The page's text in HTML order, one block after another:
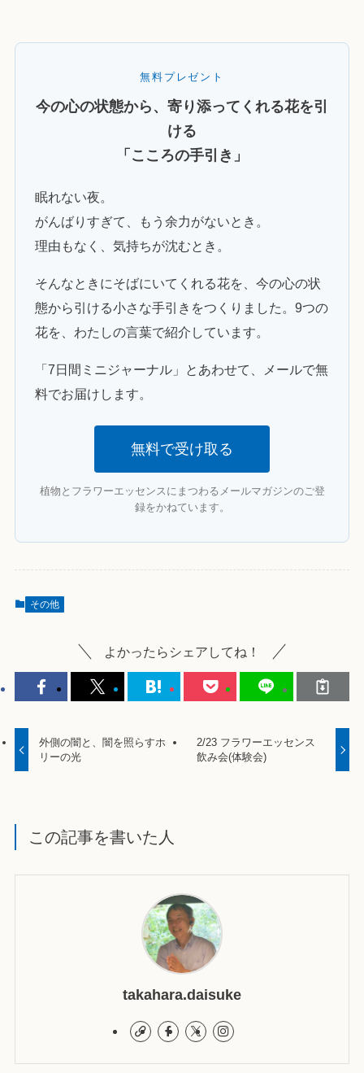
無料プレゼント
今の心の状態から、寄り添ってくれる花を引
ける
「こころの手引き」
眠れない夜。
がんばりすぎて、もう余力がないとき。
理由もなく、気持ちが沈むとき。
そんなときにそばにいてくれる花を、今の心の状
態から引ける小さな手引きをつくりました。9つの
花を、わたしの言葉で紹介しています。
「7日間ミニジャーナル」とあわせて、メールで無
料でお届けします。
無料で受け取る
植物とフラワーエッセンスにまつわるメールマガジンのご登
録をかねています。
その他
よかったらシェアしてね！
外側の闇と、闇を照らすホ
リーの光
2/23 フラワーエッセンス
飲み会(体験会)
この記事を書いた人
takahara.daisuke